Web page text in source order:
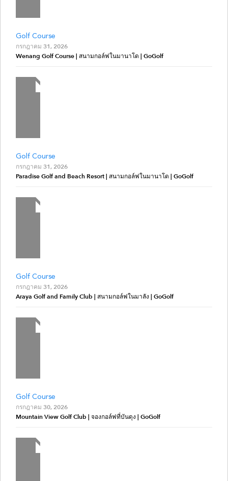
Golf Course
กรกฎาคม 31, 2026
Wenang Golf Course | สนามกอล์ฟในมานาโด | GoGolf
Golf Course
กรกฎาคม 31, 2026
Paradise Golf and Beach Resort | สนามกอล์ฟในมานาโด | GoGolf
Golf Course
กรกฎาคม 31, 2026
Araya Golf and Family Club | สนามกอล์ฟในมาลัง | GoGolf
Golf Course
กรกฎาคม 30, 2026
Mountain View Golf Club | จองกอล์ฟที่บันดุง | GoGolf